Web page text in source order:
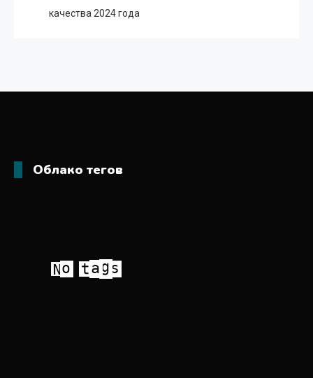
качества 2024 года
Облако тегов